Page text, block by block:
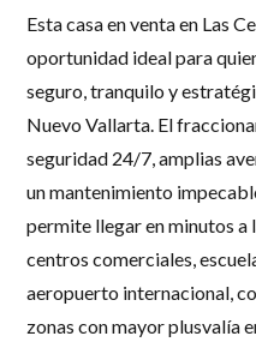
Estacasa en venta en Las
oportunidad ideal para
seguro, tranquilo y
Nuevo Vallarta. El
seguridad 24/7, amplias
un mantenimiento
permite llegar en minutos a
centros comerciales,
aeropuerto internacional,
zonas con mayor plusvalía